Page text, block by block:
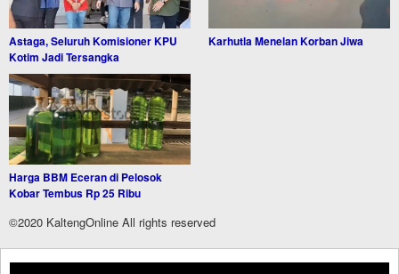
Astaga, Seluruh Komisioner KPU
Kotim Jadi Tersangka
Karhutla Menelan Korban Jiwa
Harga BBM Eceran di Pelosok
Kobar Tembus Rp 25 Ribu
©2020 KaltengOnline All rights reserved